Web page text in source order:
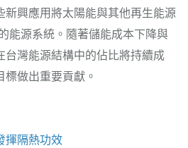
新興應用將太陽能與其他再生能源
能源系統。隨著儲能成本下降與
台灣能源結構中的佔比將持續成
做出重要貢獻。
揮隔熱功效